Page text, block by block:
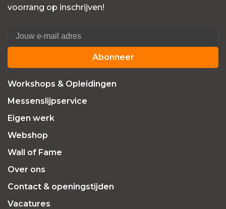
voorrang op inschrijven!
Abonneer
Workshops & Opleidingen
Messenslijpservice
Eigen werk
Webshop
Wall of Fame
Over ons
Contact & openingstijden
Vacatures